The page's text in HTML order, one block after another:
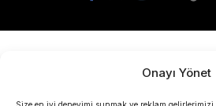
Onayı Yönet